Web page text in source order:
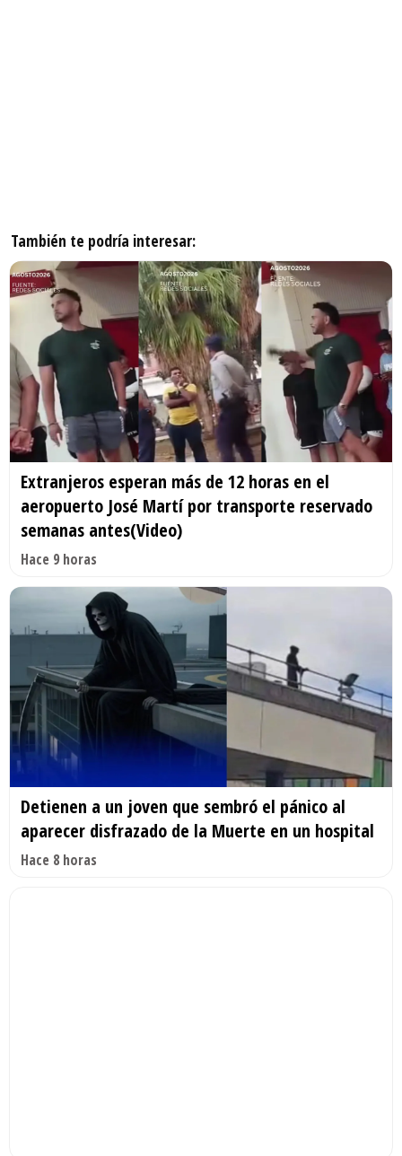
También te podría interesar:
Extranjeros esperan más de 12 horas en el
aeropuerto José Martí por transporte reservado
semanas antes(Video)
Hace 9 horas
Detienen a un joven que sembró el pánico al
aparecer disfrazado de la Muerte en un hospital
Hace 8 horas